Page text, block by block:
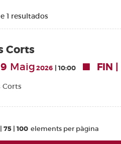
1 resultados
Corts
Maig2026 10:00 FIN
Corts
75 100 elements per pàgina